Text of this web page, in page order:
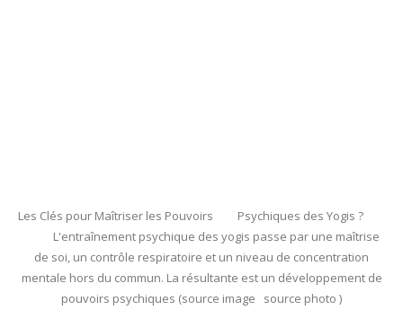
Les Clés pour Maîtriser les Pouvoirs Psychiques des Yogis ?
L'entraînement psychique des yogis passe par une maîtrise
de soi, un contrôle respiratoire et un niveau de concentration
mentale hors du commun. La résultante est un développement de
pouvoirs psychiques (source image source photo )